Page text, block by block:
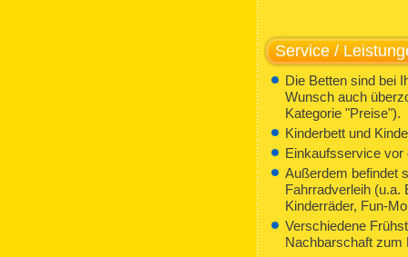
Service /
Die Betten sind bei
Wunsch auch
Kategorie "Preise").
Kinderbett und
Einkaufsservice vor
Außerdem befindet
Fahrradverleih (u.a.
Kinderräder, Fun-
Verschiedene
Nachbarschaft zum